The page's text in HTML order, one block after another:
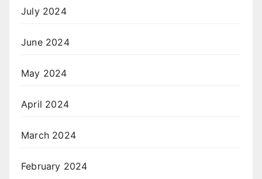
July 2024
June 2024
May 2024
April 2024
March 2024
February 2024